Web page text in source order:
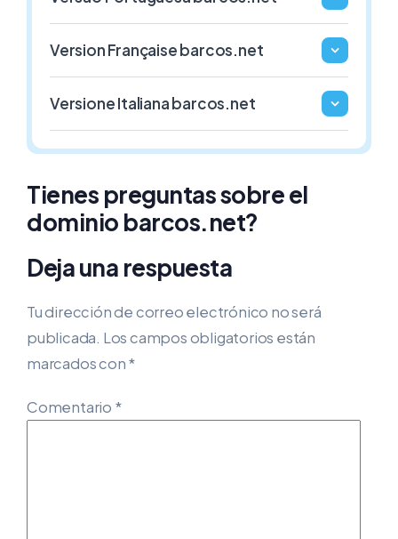
.GAFE.ES
ESPAÑA
1€ / Año
.3DD.ES
1€ / Año
Version Française barcos.net
Versione Italiana barcos.net
Tienes preguntas sobre el
dominio barcos.net?
Deja una respuesta
Tu dirección de correo electrónico no será
publicada. Los campos obligatorios están
marcados con*
Comentario *